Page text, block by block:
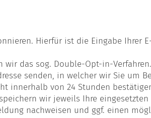
Hierfür ist die Eingabe Ihrer
wir das sog. Double-Opt-in-
senden, in welcher wir Sie um
innerhalb von 24 Stunden
wir jeweils Ihre
nachweisen und ggf. einen